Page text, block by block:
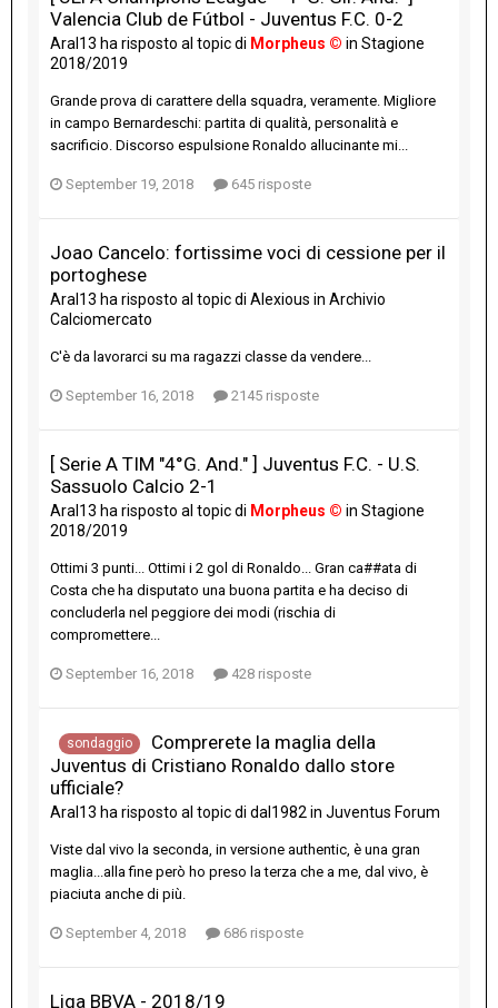
Valencia Club de Fútbol - Juventus F.C. 0-2
Aral13 ha risposto al topic di Morpheus © in Stagione
2018/2019
Grande prova di carattere della squadra, veramente. Migliore
in campo Bernardeschi: partita di qualità, personalità e
sacrificio. Discorso espulsione Ronaldo allucinante mi...
September 19, 2018 645 risposte
Joao Cancelo: fortissime voci di cessione per il
portoghese
Aral13 ha risposto al topic di Alexious in Archivio
Calciomercato
C'è da lavorarci su ma ragazzi classe da vendere...
September 16, 2018 2145 risposte
[ Serie A TIM "4°G. And." ] Juventus F.C. - U.S.
Sassuolo Calcio 2-1
Aral13 ha risposto al topic di Morpheus © in Stagione
2018/2019
Ottimi 3 punti... Ottimi i 2 gol di Ronaldo... Gran ca##ata di
Costa che ha disputato una buona partita e ha deciso di
concluderla nel peggiore dei modi (rischia di
compromettere...
September 16, 2018 428 risposte
sondaggio
Comprerete la maglia della
Juventus di Cristiano Ronaldo dallo store
ufficiale?
Aral13 ha risposto al topic di dal1982in Juventus Forum
Viste dal vivo la seconda, in versione authentic, è una gran
maglia...alla fine però ho preso la terza che a me, dal vivo, è
piaciuta anche di più.
September 4, 2018 686 risposte
Liga BBVA - 2018/19